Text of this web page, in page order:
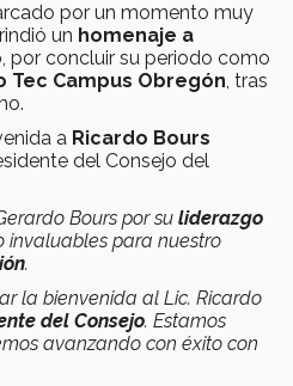
por un momento muy
un homenaje a
, por concluir su periodo como
Tec Campus Obregón, tras
a Ricardo Bours
del Consejo del
Bours por su liderazgo
invaluables para nuestro
.
la bienvenida al Lic. Ricardo
del Consejo. Estamos
avanzando con éxito con